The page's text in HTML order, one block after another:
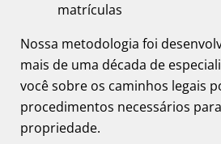
matrículas
Nossa metodologia foi
mais de uma década de
você sobre os caminhos legais
procedimentos necessários
propriedade.